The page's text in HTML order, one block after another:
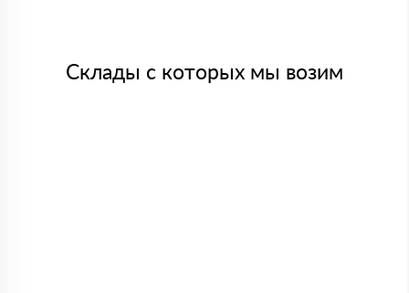
Склады с которых мы возим